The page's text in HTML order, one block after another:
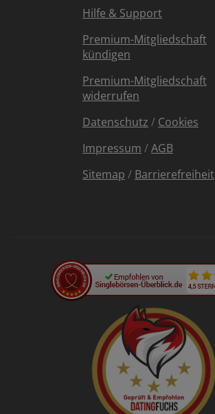
Hilfe & Support
Premium-Mitgliedschaft
kündigen
Premium-Mitgliedschaft
widerrufen
Datenschutz / Cookies
Impressum /AGB
Sitemap / Barrierefreiheit